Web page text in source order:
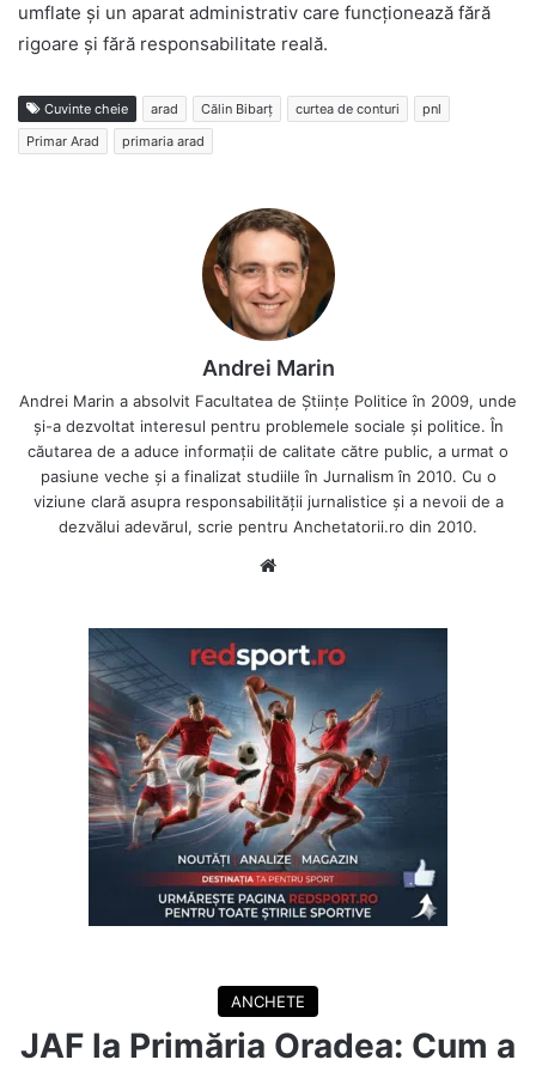
umflate și un aparat administrativ care funcționează fără
rigoare și fără responsabilitate reală.
Cuvinte cheie arad Călin Bibarț curtea de conturi
pnl
Primar Arad
primaria arad
Andrei Marin
Andrei Marin a absolvit Facultatea de Științe Politice în 2009, unde
și-a dezvoltat interesul pentru problemele sociale și politice. În
căutarea de a aduce informații de calitate către public, a urmat o
pasiune veche și a finalizat studiile în Jurnalism în 2010. Cu o
viziune clară asupra responsabilității jurnalistice și a nevoii de a
dezvălui adevărul, scrie pentru Anchetatorii.ro din 2010.